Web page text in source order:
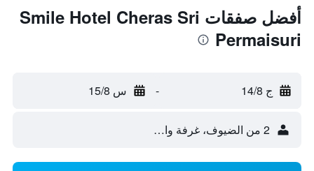
أفضل صفقات Smile Hotel Cheras Sri
Permaisuri
ج 14/8 - س 15/8
2 من الضيوف، غرفة واحدة